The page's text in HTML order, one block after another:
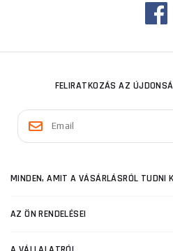
FELIRATKOZÁS AZ
MINDEN, AMIT A VÁSÁRLÁSRÓL TUDNI
AZ ÖN RENDELÉSEI